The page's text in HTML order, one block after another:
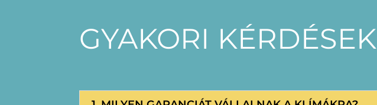
GYAKORI KÉRDÉSEK